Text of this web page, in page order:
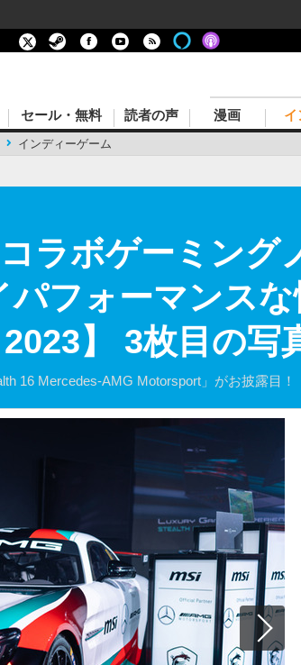
インディーゲーム
セール・無料 読者の声 漫画 イ
ラボゲーミング
フォーマンスな
】 3枚目の写
16 Mercedes-AMG Motorsport」がお披露目！